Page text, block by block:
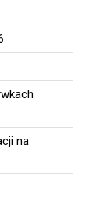
na